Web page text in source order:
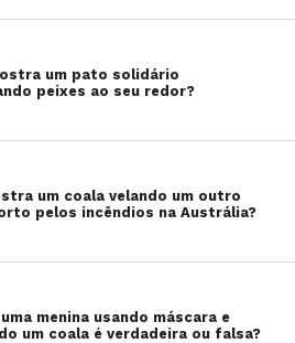
um pato solidário
peixes ao seu redor?
um coala velando um outro
pelos incêndios na Austrália?
menina usando máscara e
um coala é verdadeira ou falsa?